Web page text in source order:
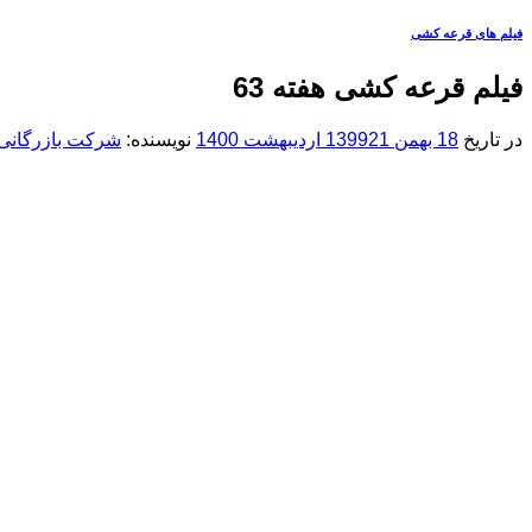
فیلم های قرعه کشی
فیلم قرعه کشی هفته 63
در تاریخ 18 بهمن 1399 21 اردیبهشت 1400 نویسنده: شرکت بازرگانی